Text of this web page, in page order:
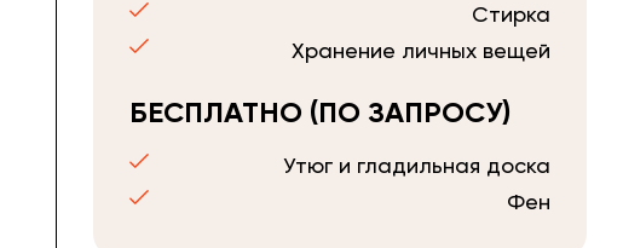
Стирка
Хранение личных вещей
БЕСПЛАТНО (ПО ЗАПРОСУ)
Утюг и гладильная доска
Фен